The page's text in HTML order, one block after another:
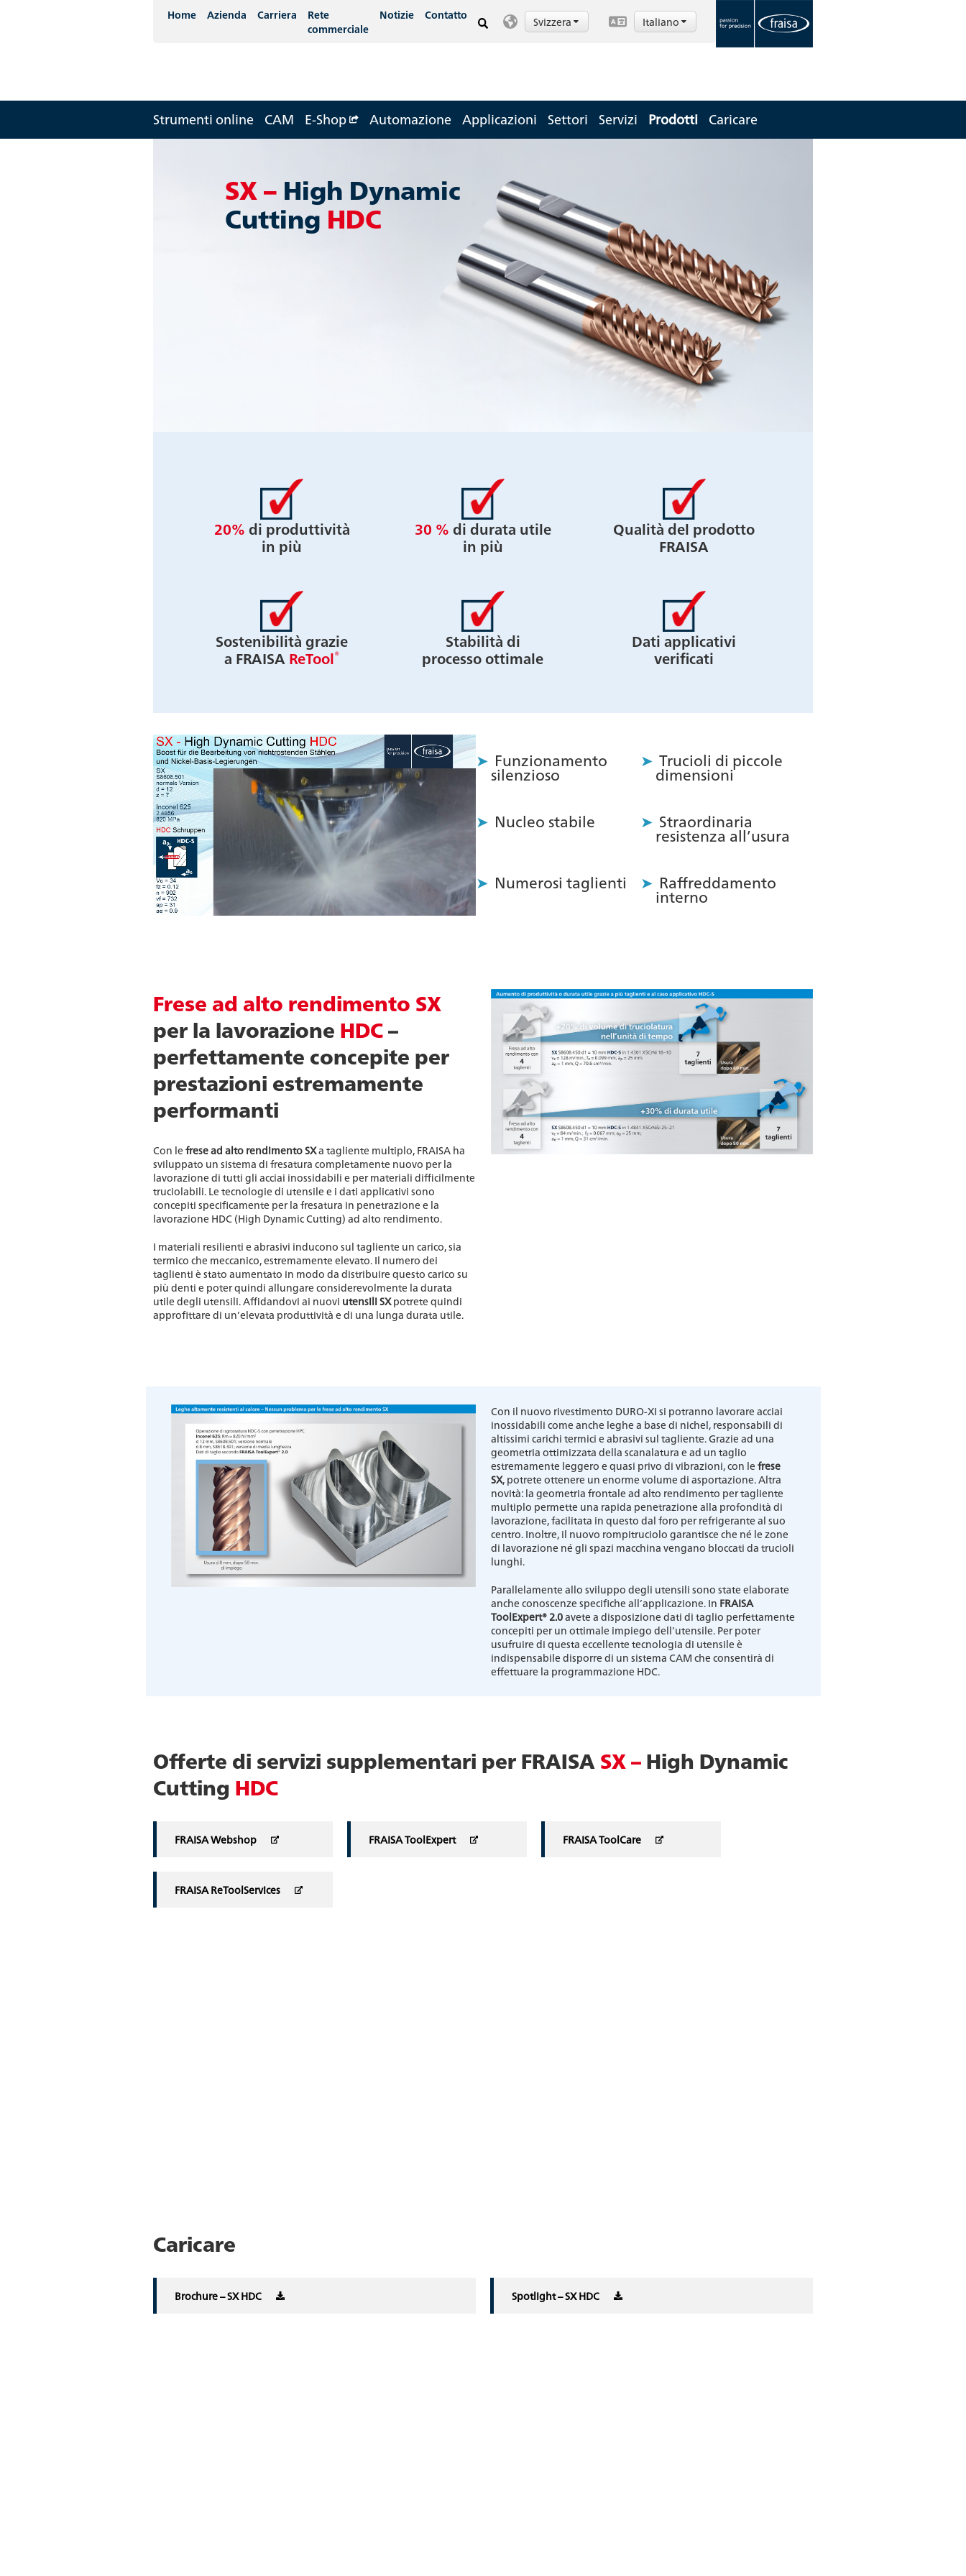
Home Azienda Carriera
Rete
commerciale
Notizie Contatto Svizzera Italiano
Strumenti online CAM E-Shop Automazione Applicazioni Settori Servizi Prodotti Caricare
SX – High Dynamic
Cutting HDC
20% di produttività
in più
30 % di durata utile
in più
Qualità del prodotto
FRAISA
Sostenibilità grazie
a FRAISA ReTool®
Stabilità di
processo ottimale
Dati applicativi
verificati
Funzionamento
silenzioso
Trucioli di piccole
dimensioni
Nucleo stabile Straordinaria
resistenza all’usura
Numerosi taglienti Raffreddamento
interno
Frese ad alto rendimento SX
per la lavorazione HDC–
perfettamente concepite per
prestazioni estremamente
performanti
Con le frese ad alto rendimento SXa tagliente multiplo, FRAISA ha
sviluppato un sistema di fresatura completamente nuovo per la
lavorazione di tutti gli acciai inossidabili e per materiali difficilmente
truciolabili. Le tecnologie di utensile e i dati applicativi sono
concepiti specificamente per la fresatura in penetrazione e la
lavorazione HDC (High Dynamic Cutting) ad alto rendimento.
I materiali resilienti e abrasivi inducono sul tagliente un carico, sia
termico che meccanico, estremamente elevato. Il numero dei
taglienti è stato aumentato in modo da distribuire questo carico su
più denti e poter quindi allungare considerevolmente la durata
utile degli utensili. Affidandovi ai nuovi utensili SXpotrete quindi
approfittare di un’elevata produttività e di una lunga durata utile.
Con il nuovo rivestimento DURO-XI si potranno lavorare acciai
inossidabili come anche leghe a base di nichel, responsabili di
altissimi carichi termici e abrasivi sul tagliente. Grazie ad una
geometria ottimizzata della scanalatura e ad un taglio
estremamente leggero e quasi privo di vibrazioni, con le frese
SX, potrete ottenere un enorme volume di asportazione. Altra
novità: la geometria frontale ad alto rendimento per tagliente
multiplo permette una rapida penetrazione alla profondità di
lavorazione, facilitata in questo dal foro per refrigerante al suo
centro. Inoltre, il nuovo rompitruciolo garantisce che né le zone
di lavorazione né gli spazi macchina vengano bloccati da trucioli
lunghi.
Parallelamente allo sviluppo degli utensili sono state elaborate
anche conoscenze specifiche all’applicazione. In FRAISA
ToolExpert® 2.0avete a disposizione dati di taglio perfettamente
concepiti per un ottimale impiego dell’utensile. Per poter
usufruire di questa eccellente tecnologia di utensile è
indispensabile disporre di un sistema CAM che consentirà di
effettuare la programmazione HDC.
Offerte di servizi supplementari per FRAISA SX – High Dynamic
Cutting HDC
FRAISA Webshop FRAISA ToolExpert FRAISA ToolCare
FRAISA ReToolServices
Caricare
Brochure – SX HDC Spotlight – SX HDC